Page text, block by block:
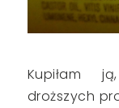
Kupiłam
droższych